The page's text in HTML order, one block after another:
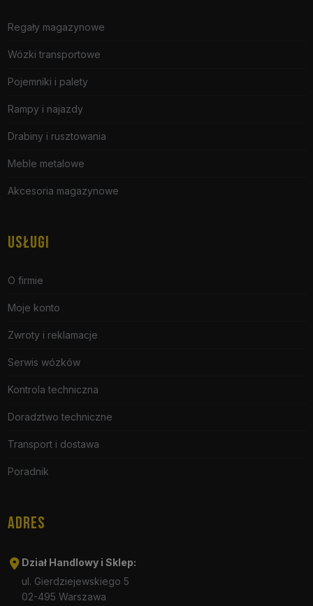
Regały magazynowe
Wózki transportowe
Pojemniki i palety
Rampy i najazdy
Drabiny i rusztowania
Meble metalowe
Akcesoria magazynowe
USŁUGI
O firmie
Moje konto
Zwroty i reklamacje
Serwis wózków
Kontrola techniczna
Doradztwo techniczne
Transport i dostawa
Poradnik
ADRES
Dział Handlowy i Sklep:
ul. Gierdziejewskiego 5
02-495 Warszawa